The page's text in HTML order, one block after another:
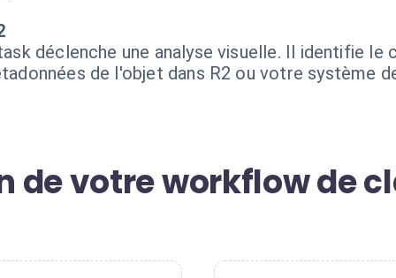
déclenche une analyse visuelle. Il identifie le
de l'objet dans R2 ou votre système
de votre workflow de